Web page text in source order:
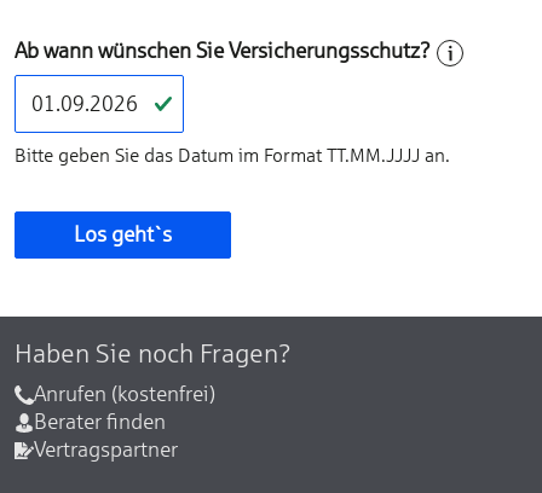
Ab wann wünschen Sie Versicherungsschutz?
Bitte geben Sie das Datum im Format TT.MM.JJJJ an.
Los geht`s
Haben Sie noch Fragen?
Anrufen (kostenfrei)
Berater finden
Vertragspartner